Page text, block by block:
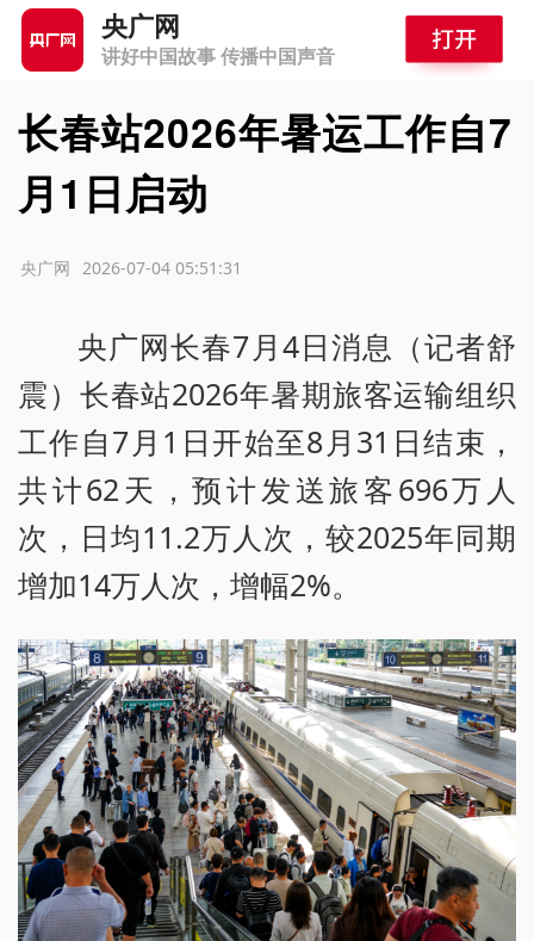
央广网
讲好中国故事 传播中国声音
长春站2026年暑运工作自7
月1日启动
2026-07-04 05:51:31
央广网
央广网长春7月4日消息（记者舒
震）长春站2026年暑期旅客运输组织
工作自7月1日开始至8月31日结束，
共计62天，预计发送旅客696万人
次，日均11.2万人次，较2025年同期
增加14万人次，增幅2%。